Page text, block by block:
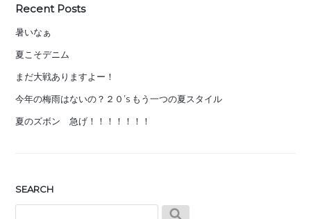
Recent Posts
暑いなぁ
夏こそデニム
まだ大戦ありますよー！
今年の梅雨はないの？２０’s もう一つの夏スタイル
夏のズボン 急げ！！！！！！！
SEARCH